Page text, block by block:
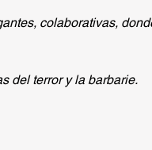
colaborativas,
del terror y la barbarie.